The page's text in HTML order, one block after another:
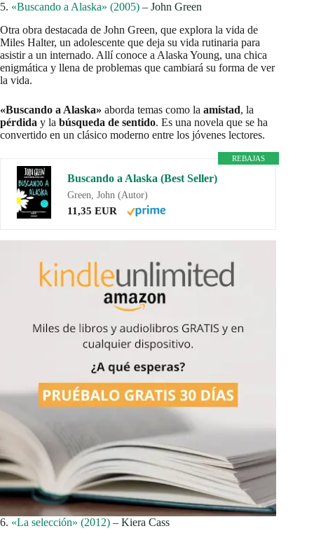
5. «Buscando a Alaska» (2005) – John Green
Otra obra destacada de John Green, que explora la vida de
Miles Halter, un adolescente que deja su vida rutinaria para
asistir a un internado. Allí conoce a Alaska Young, una chica
enigmática y llena de problemas que cambiará su forma de ver
la vida.
«Buscando a Alaska» aborda temas como la amistad, la
pérdida y la búsqueda de sentido. Es una novela que se ha
convertido en un clásico moderno entre los jóvenes lectores.
REBAJAS
Buscando a Alaska (Best Seller)
Green, John (Autor)
11,35 EUR
6. «La selección» (2012) – Kiera Cass